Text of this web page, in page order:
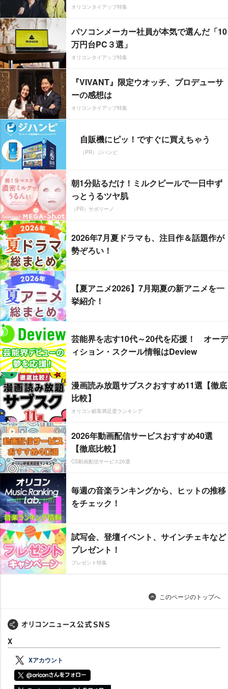
オリコンタイアップ特集
パソコンメーカー社員が本気で選んだ「10
万円台PC３選」
オリコンタイアップ特集
『VIVANT』限定ウオッチ、プロデューサ
ーの感想は
オリコンタイアップ特集
自販機にピッ！ですぐに買えちゃう
（PR）ジハンピ
朝1分貼るだけ！ミルクピールで一日中ず
っとうるツヤ肌
（PR）サボリーノ
2026年7月夏ドラマも、注目作＆話題作が
勢ぞろい！
【夏アニメ2026】7月期夏の新アニメを一
挙紹介！
芸能界を志す10代～20代を応援！ オーデ
ィション・スクール情報はDeview
漫画読み放題サブスクおすすめ11選【徹底
比較】
オリコン顧客満足度ランキング
2026年動画配信サービスおすすめ40選
【徹底比較】
CS動画配信サービス20選
毎週の音楽ランキングから、ヒットの推移
をチェック！
試写会、登壇イベント、サインチェキなど
プレゼント！
プレゼント特集
このページのトップへ
X
Xアカウント